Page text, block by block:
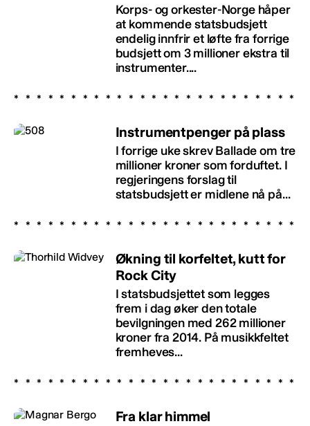
Korps- og orkester-Norge håper
at kommende statsbudsjett
endelig innfrir et løfte fra forrige
budsjett om 3 millioner ekstra til
instrumenter....
Instrumentpenger på plass
I forrige uke skrev Ballade om tre
millioner kroner som forduftet. I
regjeringens forslag til
statsbudsjett er midlene nå på...
Økning til korfeltet, kutt for
Rock City
I statsbudsjettet som legges
frem i dag øker den totale
bevilgningen med 262 millioner
kroner fra 2014. På musikkfeltet
fremheves...
Fra klar himmel